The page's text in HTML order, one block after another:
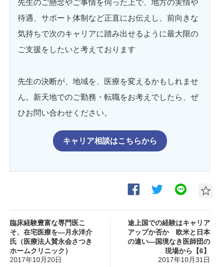
先生のご懸念やご事情を伺った上で、地方の実情や
待遇、サポート体制など正直にお伝えし、前向きな
気持ちで次のキャリアに踏み出せるように最大限の
ご支援をしたいと考えております
先生の決断が、地域を、医療を変えるかもしれませ
ん。新天地でのご勤務・転職をお考えでしたら、ぜ
ひお問い合わせください。
キャリア相談はこちらから
臨床経験豊富な専門医こ
そ、在宅医療を―月永洋介
氏（医療法人賛永会さつき
ホームクリニック）
2017年10月20日
途上国での経験はキャリア
アップか否か 欧米と日本
の違い―国境なき医師団の
現場から【6】
2017年10月31日